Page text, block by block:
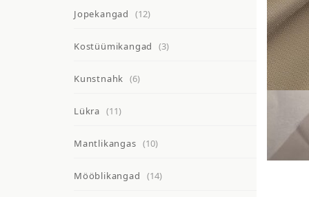
Jopekangad
(12)
Kostüümikangad (3)
Kunstnahk (6)
Lükra (11)
Mantlikangas (10)
Mööblikangad (14)